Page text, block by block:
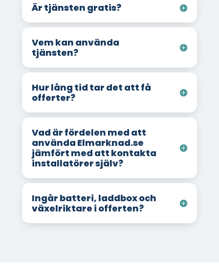
Är tjänsten gratis?
Vem kan använda
tjänsten?
Hur lång tid tar det att få
offerter?
Vad är fördelen med att
använda Elmarknad.se
jämfört med att kontakta
installatörer själv?
Ingår batteri, laddbox och
växelriktare i offerten?